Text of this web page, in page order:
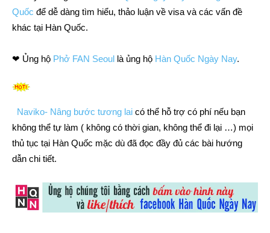
Quốc để dễ dàng tìm hiểu, thảo luận về visa và các vấn đề
khác tại Hàn Quốc.
❤ Ủng hộ Phở FAN Seoul là ủng hộ Hàn Quốc Ngày Nay.
Naviko- Nâng bước tương lai có thể hỗ trợ có phí nếu bạn
không thể tự làm ( không có thời gian, không thể đi lại …) mọi
thủ tục tại Hàn Quốc mặc dù đã đọc đầy đủ các bài hướng
dẫn chi tiết.